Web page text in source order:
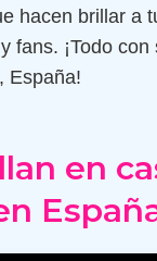
hacen brillar a
fans. ¡Todo
España!
en